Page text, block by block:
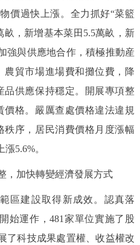
價過快上漲。全力抓好“菜籃
畝，新增基本菜田5.5萬畝，新
強與供應地合作，積極推動産
貿市場進場費和攤位費，降
品供應保持穩定。開展專項整
格。嚴厲查處價格違法違規
序，居民消費價格月度漲幅
5.6%。
加快轉變經濟發展方式
建設取得新成效。認真落
始運作，481家單位實施了股
了科技成果處置權、收益權改